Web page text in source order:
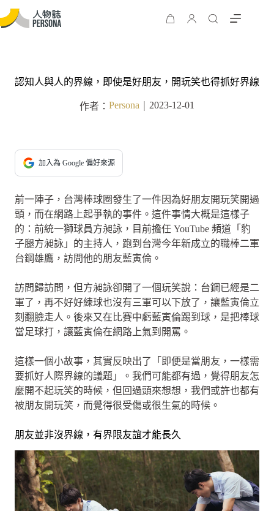
認知人與人的界線，即使是好朋友，開玩笑也得抓好界線
作者： Persona 2023-12-01
加入為 Google 偏好來源
前一陣子，台灣棒球圈發生了一件因為好朋友開玩笑開過
頭，而在網路上起爭執的事件。這件事情大概是這樣子
的：前統一獅球員方昶詠，目前擔任 YouTube 頻道「豹
子腿方昶詠」的主持人，跑到台灣今年新成立的職棒二軍
台鋼雄鷹，訪問他的朋友藍寅倫。
訪問歸訪問，但方昶詠卻開了一個玩笑說：台鋼已經是二
軍了，再不好好練球也沒有三軍可以下放了，讓藍寅倫立
刻翻臉走人。後來又在比賽中虧藍寅倫踢到球，是把棒球
當足球打，讓藍寅倫在網路上氣到開罵。
這樣一個小故事，其實反映出了「即便是當朋友，一樣需
要抓好人際界線的議題」。我們可能都有過，覺得朋友怎
麼開不起玩笑的時候，但回過頭來想想，我們或許也都有
被朋友開玩笑，而覺得很受傷或很生氣的時候。
朋友並非沒界線，有界限友誼才能長久